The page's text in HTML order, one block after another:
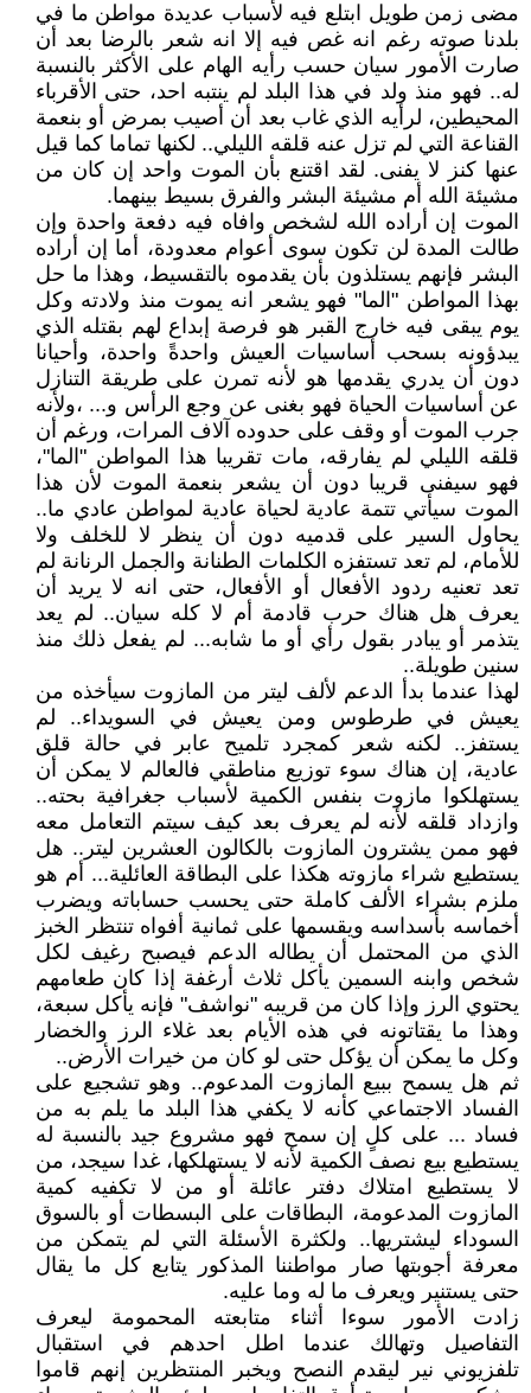
مضى زمن طويل ابتلع فيه لأسباب عديدة مواطن ما في
بلدنا صوته رغم انه غص فيه إلا انه شعر بالرضا بعد أن
صارت الأمور سيان حسب رأيه الهام على الأكثر بالنسبة
له.. فهو منذ ولد في هذا البلد لم ينتبه احد، حتى الأقرباء
المحيطين، لرأيه الذي غاب بعد أن أصيب بمرض أو بنعمة
القناعة التي لم تزل عنه قلقه الليلي.. لكنها تماما كما قيل
عنها كنز لا يفنى. لقد اقتنع بأن الموت واحد إن كان من
مشيئة الله أم مشيئة البشر والفرق بسيط بينهما.
الموت إن أراده الله لشخص وافاه فيه دفعة واحدة وإن
طالت المدة لن تكون سوى أعوام معدودة، أما إن أراده
البشر فإنهم يستلذون بأن يقدموه بالتقسيط، وهذا ما حل
بهذا المواطن "الما" فهو يشعر انه يموت منذ ولادته وكل
يوم يبقى فيه خارج القبر هو فرصة إبداع لهم بقتله الذي
يبدؤونه بسحب أساسيات العيش واحدةً واحدة، وأحيانا
دون أن يدري يقدمها هو لأنه تمرن على طريقة التنازل
عن أساسيات الحياة فهو بغنى عن وجع الرأس و... ،ولأنه
جرب الموت أو وقف على حدوده آلاف المرات، ورغم أن
قلقه الليلي لم يفارقه، مات تقريبا هذا المواطن "الما"،
فهو سيفنى قريبا دون أن يشعر بنعمة الموت لأن هذا
الموت سيأتي تتمة عادية لحياة عادية لمواطن عادي ما..
يحاول السير على قدميه دون أن ينظر لا للخلف ولا
للأمام، لم تعد تستفزه الكلمات الطنانة والجمل الرنانة لم
تعد تعنيه ردود الأفعال أو الأفعال، حتى انه لا يريد أن
يعرف هل هناك حرب قادمة أم لا كله سيان.. لم يعد
يتذمر أو يبادر بقول رأي أو ما شابه... لم يفعل ذلك منذ
سنين طويلة..
لهذا عندما بدأ الدعم لألف ليتر من المازوت سيأخذه من
يعيش في طرطوس ومن يعيش في السويداء.. لم
يستفز.. لكنه شعر كمجرد تلميح عابر في حالة قلق
عادية، إن هناك سوء توزيع مناطقي فالعالم لا يمكن أن
يستهلكوا مازوت بنفس الكمية لأسباب جغرافية بحته..
وازداد قلقه لأنه لم يعرف بعد كيف سيتم التعامل معه
فهو ممن يشترون المازوت بالكالون العشرين ليتر.. هل
يستطيع شراء مازوته هكذا على البطاقة العائلية... أم هو
ملزم بشراء الألف كاملة حتى يحسب حساباته ويضرب
أخماسه بأسداسه ويقسمها على ثمانية أفواه تنتظر الخبز
الذي من المحتمل أن يطاله الدعم فيصبح رغيف لكل
شخص وابنه السمين يأكل ثلاث أرغفة إذا كان طعامهم
يحتوي الرز وإذا كان من قريبه "نواشف" فإنه يأكل سبعة،
وهذا ما يقتاتونه في هذه الأيام بعد غلاء الرز والخضار
وكل ما يمكن أن يؤكل حتى لو كان من خيرات الأرض..
ثم هل يسمح ببيع المازوت المدعوم.. وهو تشجيع على
الفساد الاجتماعي كأنه لا يكفي هذا البلد ما يلم به من
فساد ... على كلٍ إن سمح فهو مشروع جيد بالنسبة له
يستطيع بيع نصف الكمية لأنه لا يستهلكها، غدا سيجد، من
لا يستطيع امتلاك دفتر عائلة أو من لا تكفيه كمية
المازوت المدعومة، البطاقات على البسطات أو بالسوق
السوداء ليشتريها.. ولكثرة الأسئلة التي لم يتمكن من
معرفة أجوبتها صار مواطننا المذكور يتابع كل ما يقال
حتى يستنير ويعرف ما له وما عليه.
زادت الأمور سوءا أثناء متابعته المحمومة ليعرف
التفاصيل وتهالك عندما اطل احدهم في استقبال
تلفزيوني نير ليقدم النصح ويخبر المنتظرين إنهم قاموا